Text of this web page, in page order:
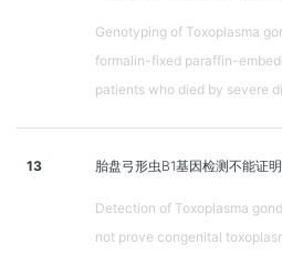
Genotyping of Toxoplasma
formalin-fixed paraffin-
patients who died by severe
13 胎盘弓形虫B1基因检测不能证
Detection of Toxoplasma
not prove congenital